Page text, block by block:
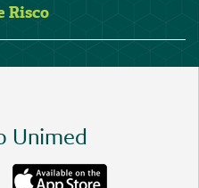
Risco
Unimed